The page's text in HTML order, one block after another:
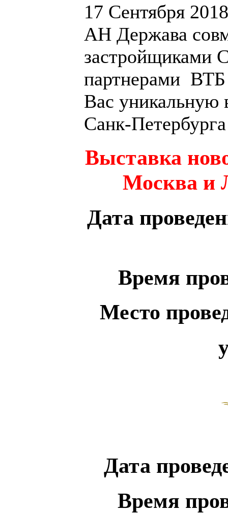
17 Сентября 2018
АН Держава
застройщиками
партнерами ВТБ
Вас уникальную
Санк-
Выставка
Москва и
Дата
Время
Место
Дата
Время